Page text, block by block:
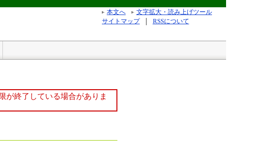
本文へ
文字拡大・読み上げツール
サイトマップ
RSSについて
が終了している場合がありま